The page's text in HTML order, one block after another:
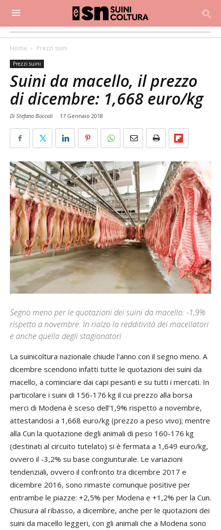
Home Prezzi suini
Prezzi suini
Suini da macello, il prezzo
di dicembre: 1,668 euro/kg
Di Stefano Boccoli - 17 Gennaio 2018
Segno meno per le quotazioni dei suini da macello: -1,9%
rispetto a novembre. In rialzo la redditività dei macellatori
e anche quella degli stagionatori
La suinicoltura nazionale chiude l’anno con il segno meno. A
dicembre scendono infatti tutte le quotazioni dei suini da
macello, a cominciare dai capi pesanti e su tutti i mercati. In
particolare i suini di 156-176 kg il cui prezzo alla borsa
merci di Modena è sceso dell’1,9% rispetto a novembre,
attestandosi a 1,668 euro/kg (prezzo a peso vivo); mentre
alla Cun la quotazione degli animali di peso 160-176 kg
(destinati al circuito tutelato) si è fermata a 1,649 euro/kg,
ovvero il -3,2% su base congiunturale. Le variazioni
tendenziali, ovvero il confronto tra dicembre 2017 e
dicembre 2016, sono rimaste comunque positive per
entrambe le piazze: +2,5% per Modena e +1,2% per la Cun.
Chiusura al ribasso, a dicembre, anche per le quotazioni dei
suini da macello leggeri, con gli animali che a Modena sono